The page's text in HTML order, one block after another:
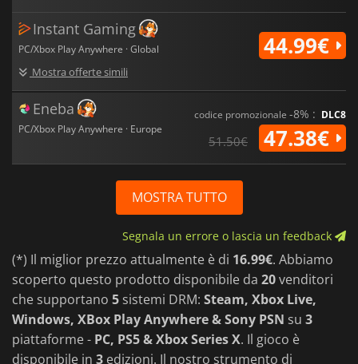
Instant Gaming
PC/Xbox Play Anywhere · Global
Mostra offerte simili
44.99€
Eneba
PC/Xbox Play Anywhere · Europe
codice promozionale -8% : DLC8
51.50€ 47.38€
MOSTRA TUTTO
Segnala un errore o lascia un feedback
(*) Il miglior prezzo attualmente è di 16.99€. Abbiamo
scoperto questo prodotto disponibile da 20venditori
che supportano 5 sistemi DRM: Steam, Xbox Live,
Windows, XBox Play Anywhere & Sony PSN su 3
piattaforme - PC, PS5 & Xbox Series X. Il gioco è
disponibile in 3 edizioni. Il nostro strumento di